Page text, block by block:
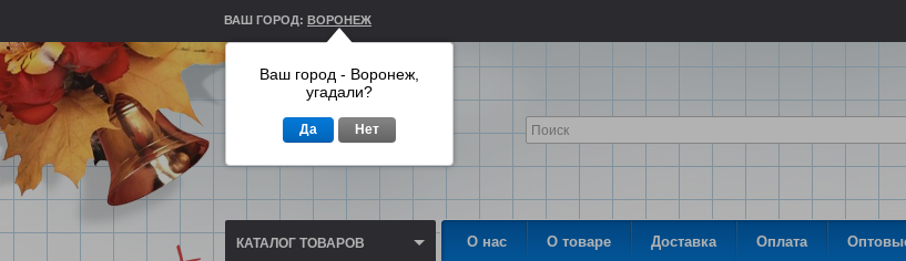
ВАШ ГОРОД: ВОРОНЕЖ
КАТАЛОГ ТОВАРОВ О нас О товаре Доставка Оплата
Ваш город - Воронеж,
угадали?
Да Нет